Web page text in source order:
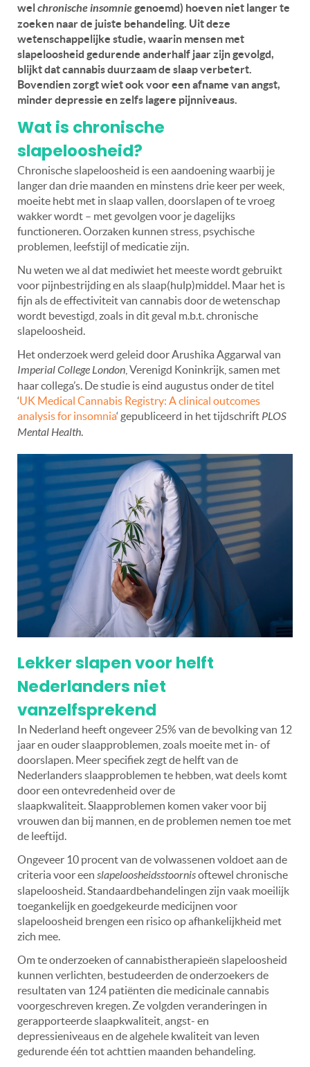
welchronische insomniegenoemd) hoeven niet langer te
zoeken naar de juiste behandeling. Uit deze
wetenschappelijke studie, waarin mensen met
slapeloosheid gedurende anderhalf jaar zijn gevolgd,
blijkt dat cannabis duurzaam de slaap verbetert.
Bovendien zorgt wiet ook voor een afname van angst,
minder depressie en zelfs lagere pijnniveaus.
Wat is chronische
slapeloosheid?
Chronische slapeloosheid is een aandoening waarbij je
langer dan drie maanden en minstens drie keer per week,
moeite hebt met in slaap vallen, doorslapen of te vroeg
wakker wordt – met gevolgen voor je dagelijks
functioneren. Oorzaken kunnen stress, psychische
problemen, leefstijl of medicatie zijn.
Nu weten we al dat mediwiet het meeste wordt gebruikt
voor pijnbestrijding en als slaap(hulp)middel. Maar het is
fijn als de effectiviteit van cannabis door de wetenschap
wordt bevestigd, zoals in dit geval m.b.t. chronische
slapeloosheid.
Het onderzoek werd geleid door Arushika Aggarwal van
Imperial College London , Verenigd Koninkrijk, samen met
haar collega’s. De studie is eind augustus onder de titel
‘UK Medical Cannabis Registry: A clinical outcomes
analysis for insomnia‘ gepubliceerd in het tijdschrift PLOS
Mental Health.
Lekker slapen voor helft
Nederlanders niet
vanzelfsprekend
In Nederland heeft ongeveer 25% van de bevolking van 12
jaar en ouder slaapproblemen, zoals moeite met in- of
doorslapen. Meer specifiek zegt de helft van de
Nederlanders slaapproblemen te hebben, wat deels komt
door een ontevredenheid over de
slaapkwaliteit. Slaapproblemen komen vaker voor bij
vrouwen dan bij mannen, en de problemen nemen toe met
de leeftijd.
Ongeveer 10 procent van de volwassenen voldoet aan de
criteria voor een slapeloosheidsstoornisoftewel chronische
slapeloosheid. Standaardbehandelingen zijn vaak moeilijk
toegankelijk en goedgekeurde medicijnen voor
slapeloosheid brengen een risico op afhankelijkheid met
zich mee.
Om te onderzoeken of cannabistherapieën slapeloosheid
kunnen verlichten, bestudeerden de onderzoekers de
resultaten van 124 patiënten die medicinale cannabis
voorgeschreven kregen. Ze volgden veranderingen in
gerapporteerde slaapkwaliteit, angst- en
depressieniveaus en de algehele kwaliteit van leven
gedurende één tot achttien maanden behandeling.